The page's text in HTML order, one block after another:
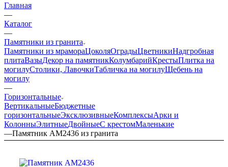
Главная
—
Каталог
—
Памятники из гранита
Памятники из мрамораЦоколяОградыЦветникиНадгробная
плитаВазыДекор на памятникКолумбарийКрестыПлитка на
могилуСтолики, ЛавочкиТабличка на могилуЩебень на
могилу
—
Горизонтальные
ВертикальныеБюджетные
горизонтальныеЭксклюзивныеКомплексыАрки и
КолонныЭлитныеДвойныеС крестомМаленькие
—Памятник AM2436 из гранита